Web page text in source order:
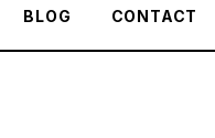
BLOG CONTACT